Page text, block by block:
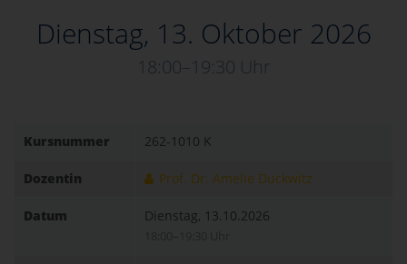
Dienstag, 13. Oktober 2026
18:00–19:30 Uhr
Kursnummer 262-1010 K
Dozentin Prof. Dr. Amelie Duckwitz
Datum Dienstag, 13.10.2026